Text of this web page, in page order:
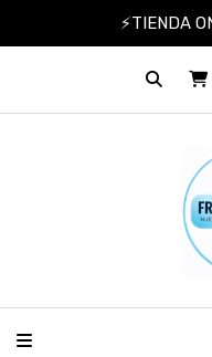
⚡TIENDA